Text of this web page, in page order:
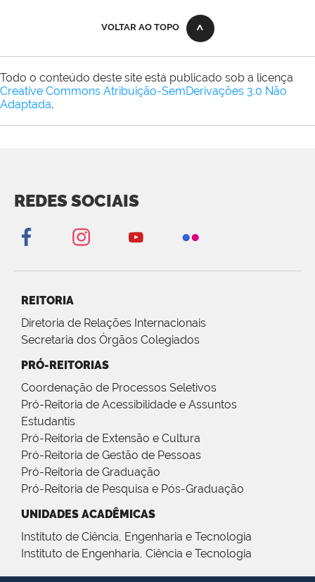
VOLTAR AO TOPO
Todo o conteúdo deste site está publicado sob a licença
Creative Commons Atribuição-SemDerivações 3.0 Não
Adaptada.
REDES SOCIAIS
REITORIA
Diretoria de Relações Internacionais
Secretaria dos Órgãos Colegiados
PRÓ-REITORIAS
Coordenação de Processos Seletivos
Pró-Reitoria de Acessibilidade e Assuntos
Estudantis
Pró-Reitoria de Extensão e Cultura
Pró-Reitoria de Gestão de Pessoas
Pró-Reitoria de Graduação
Pró-Reitoria de Pesquisa e Pós-Graduação
UNIDADES ACADÊMICAS
Instituto de Ciência, Engenharia e Tecnologia
Instituto de Engenharia, Ciência e Tecnologia